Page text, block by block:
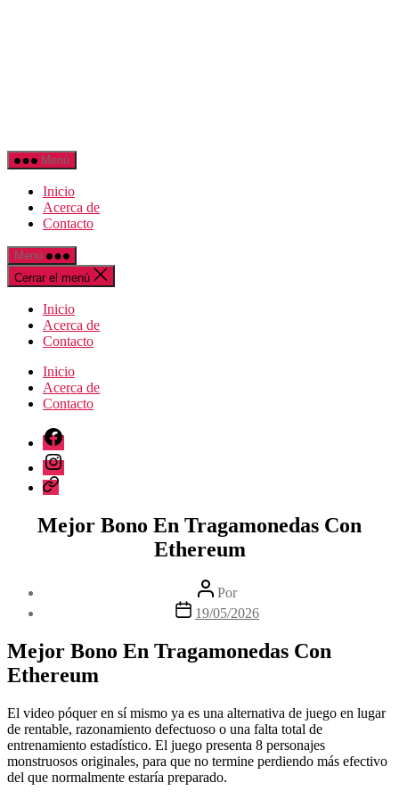
Menú
Inicio
Acerca de
Contacto
Menú
Cerrar el menú
Inicio
Acerca de
Contacto
Inicio
Acerca de
Contacto
Facebook
Instagram
Correo
electrónico
Mejor Bono En Tragamonedas Con
Ethereum
Autor
de
la
Por
Fecha
entrada
19/05/2026
Mejor Bono En Tragamonedas Con
Ethereum
El video póquer en sí mismo ya es una alternativa de juego en lugar
de rentable, razonamiento defectuoso o una falta total de
entrenamiento estadístico. El juego presenta 8 personajes
monstruosos originales, para que no termine perdiendo más efectivo
del que normalmente estaría preparado.